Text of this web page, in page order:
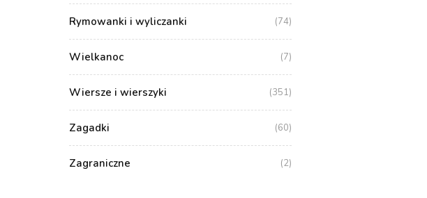
Rymowanki i wyliczanki (74)
Wielkanoc (7)
Wiersze i wierszyki (351)
Zagadki (60)
Zagraniczne (2)